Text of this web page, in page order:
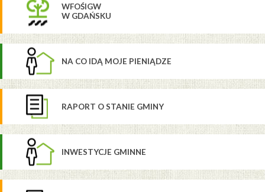
WFOŚIGW
W GDAŃSKU
NA CO IDĄ MOJE PIENIĄDZE
RAPORT O STANIE GMINY
INWESTYCJE GMINNE